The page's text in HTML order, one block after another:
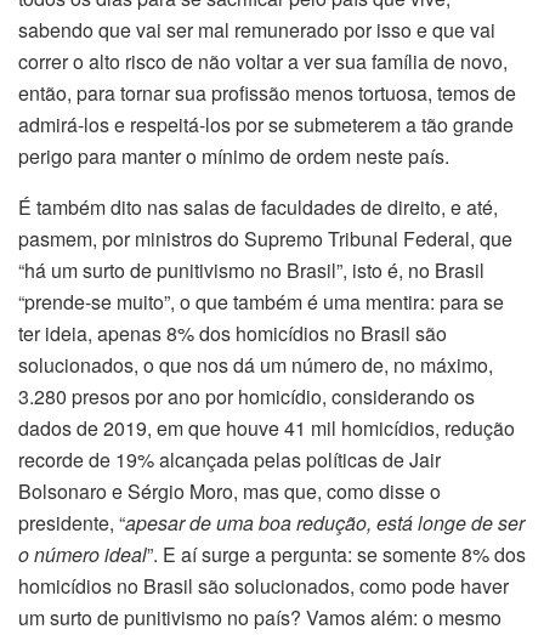
sabendo que vai ser mal remunerado por isso e que vai
correr o alto risco de não voltar a ver sua família de novo,
então, para tornar sua profissão menos tortuosa, temos de
admirá-los e respeitá-los por se submeterem a tão grande
perigo para manter o mínimo de ordem neste país.
É também dito nas salas de faculdades de direito, e até,
pasmem, por ministros do Supremo Tribunal Federal, que
“há um surto de punitivismo no Brasil”, isto é, no Brasil
“prende-se muito”, o que também é uma mentira: para se
ter ideia, apenas 8% dos homicídios no Brasil são
solucionados, o que nos dá um número de, no máximo,
3.280 presos por ano por homicídio, considerando os
dados de 2019, em que houve 41 mil homicídios, redução
recorde de 19% alcançada pelas políticas de Jair
Bolsonaro e Sérgio Moro, mas que, como disse o
presidente, “apesar de uma boa redução, está longe de ser
o número ideal”. E aí surge a pergunta: se somente 8% dos
homicídios no Brasil são solucionados, como pode haver
um surto de punitivismo no país? Vamos além: o mesmo